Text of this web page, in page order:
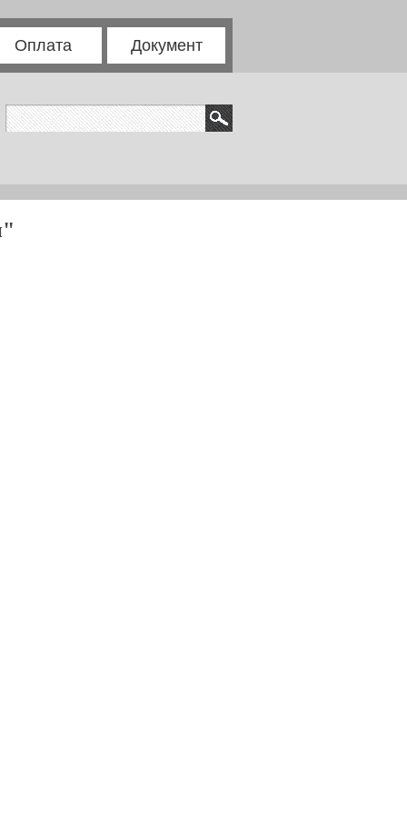
Оплата Документ